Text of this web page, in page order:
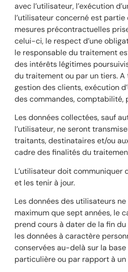
avec l’utilisateur, l’exécution
l’utilisateur concerné est partie
mesures précontractuelles
celui-ci, le respect d’une
le responsable du traitement
des intérêts légitimes
du traitement ou par un tiers. A
gestion des clients, exécution
des commandes, comptabilité,
Les données collectées, sauf
l’utilisateur, ne seront
traitants, destinataires et/ou
cadre des finalités du
L’utilisateur doit communiquer
et les tenir à jour.
Les données des utilisateurs
maximum que sept années, le
prend cours à dater de la fin
les données à caractère
conservées au-delà sur la base
particulière ou par rapport à un